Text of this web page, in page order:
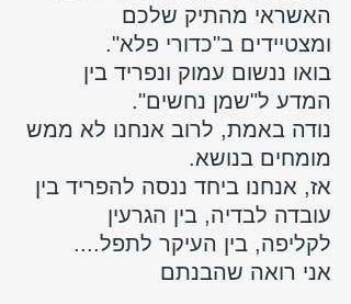
האשראי מהתיק שלכם
ומצטיידים ב"כדורי פלא".
בואו ננשום עמוק ונפריד בין
המדע ל"שמן נחשים".
נודה באמת, לרוב אנחנו לא ממש
מומחים בנושא.
אז, אנחנו ביחד ננסה להפריד בין
עובדה לבדיה, בין הגרעין
לקליפה, בין העיקר לתפל....
אני רואה שהבנתם